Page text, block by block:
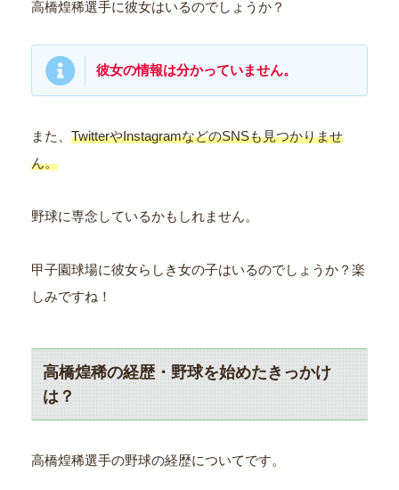
高橋煌稀選手に彼女はいるのでしょうか？
彼女の情報は分かっていません。
また、 TwitterやInstagramなどのSNSも見つかりませ
ん。
野球に専念しているかもしれません。
甲子園球場に彼女らしき女の子はいるのでしょうか？楽
しみですね！
高橋煌稀の経歴・野球を始めたきっかけ
は？
高橋煌稀選手の野球の経歴についてです。